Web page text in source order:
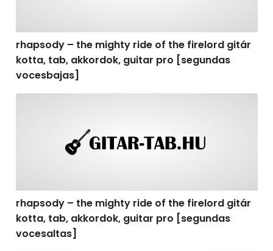
rhapsody – the mighty ride of the firelord gitár
kotta, tab, akkordok, guitar pro [segundas
vocesbajas]
rhapsody – the mighty ride of the firelord gitár
kotta, tab, akkordok, guitar pro [segundas
vocesaltas]